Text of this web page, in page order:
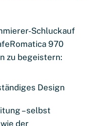
Schluckauf
970
zu begeistern:
Design
– selbst
der